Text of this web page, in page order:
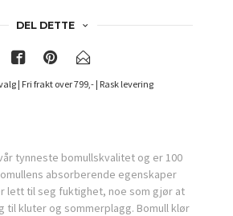
DEL DETTE
| Fri frakt over 799,- | Rask levering
tynneste bomullskvalitet og er 100
absorberende egenskaper
lett til seg fuktighet, noe som gjør at
til kluter og sommerplagg. Bomull klør